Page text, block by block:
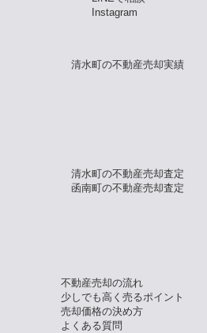
Instagram
清水町の不動産売却実績
清水町の不動産売却査定
函南町の不動産売却査定
不動産売却の流れ
少しでも高く売るポイント
売却価格の決め方
よくある質問